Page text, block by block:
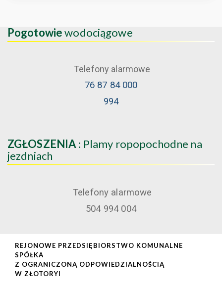
Pogotowiewodociągowe
Telefony alarmowe
76 87 84 000
994
ZGŁOSZENIA : Plamy ropopochodne na
jezdniach
Telefony alarmowe
504 994 004
REJONOWE PRZEDSIĘBIORSTWO KOMUNALNE
SPÓŁKA
Z OGRANICZONĄ ODPOWIEDZIALNOŚCIĄ
W ZŁOTORYI